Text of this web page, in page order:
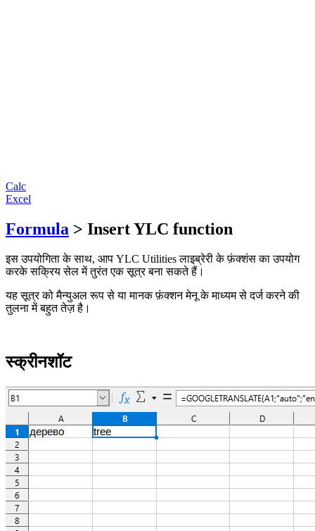
Calc
Excel
Formula > Insert YLC function
इस उपयोगिता के साथ, आप YLC Utilities लाइब्रेरी के फ़ंक्शंस का उपयोग
करके सक्रिय सेल में तुरंत एक सूत्र बना सकते हैं।
यह सूत्र को मैन्युअल रूप से या मानक फ़ंक्शन मेनू के माध्यम से दर्ज करने की
तुलना में बहुत तेज़ है।
स्क्रीनशॉट